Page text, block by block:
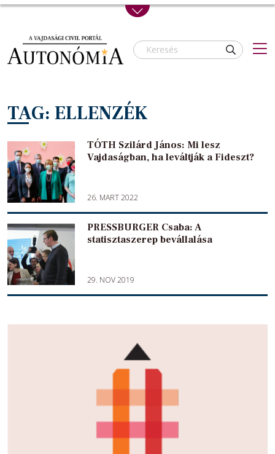
Skip to main content
TAG: ELLENZÉK
TÓTH Szilárd János: Mi lesz
Vajdaságban, ha leváltják a Fideszt?
26. MART 2022
PRESSBURGER Csaba: A
statisztaszerep bevállalása
29. NOV 2019